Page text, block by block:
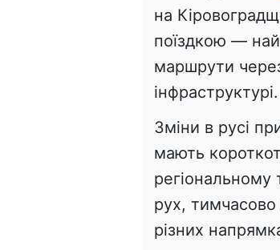
на
поїздкою —
маршрути
інфраструктурі.
Зміни в русі
мають
регіональному
рух, тимчасово
різних